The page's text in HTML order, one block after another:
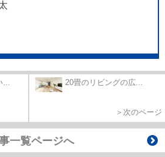
20畳のリビングの広...
＞次のページ
一覧ページへ